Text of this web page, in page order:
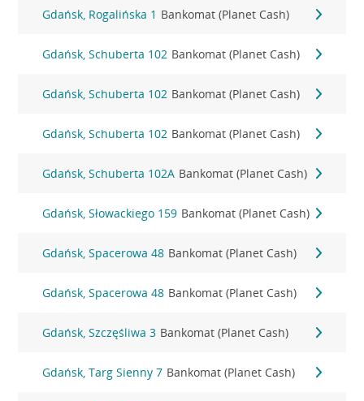
Gdańsk, Rogalińska 1 Bankomat (Planet Cash)
Gdańsk, Schuberta 102 Bankomat (Planet Cash)
Gdańsk, Schuberta 102 Bankomat (Planet Cash)
Gdańsk, Schuberta 102 Bankomat (Planet Cash)
Gdańsk, Schuberta 102A Bankomat (Planet Cash)
Gdańsk, Słowackiego 159 Bankomat (Planet Cash)
Gdańsk, Spacerowa 48 Bankomat (Planet Cash)
Gdańsk, Spacerowa 48 Bankomat (Planet Cash)
Gdańsk, Szczęśliwa 3 Bankomat (Planet Cash)
Gdańsk, Targ Sienny 7 Bankomat (Planet Cash)